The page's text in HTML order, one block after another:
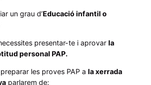
un grau d’Educació infantil o
presentar-te i aprovarla
personal PAP.
les proves PAP ala xerrada
parlarem de: